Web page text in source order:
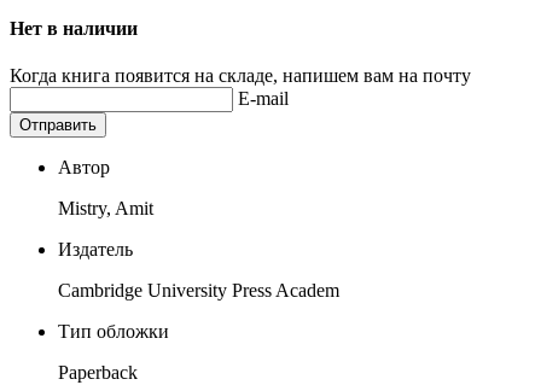
Нет в наличии
Когда книга появится на складе, напишем вам на почту
E-mail
Отправить
Автор
Mistry, Amit
Издатель
Cambridge University Press Academ
Тип обложки
Paperback